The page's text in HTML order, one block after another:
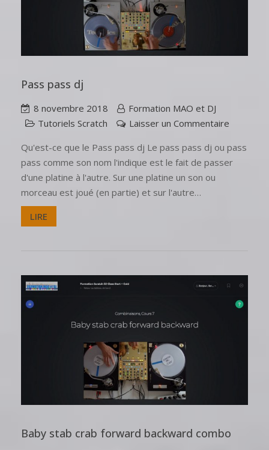
Pass pass dj
8 novembre 2018
Formation MAO et DJ
Tutoriels Scratch
Laisser un Commentaire
Qu'est-ce que le Pass pass dj Le pass pass dj ou pass
pass comme son nom l'indique est le fait de passer
d'une platine à l'autre. Sur une platine un son ou
morceau est joué (en partie) et sur l'autre…
LIRE
Baby stab crab forward backward combo